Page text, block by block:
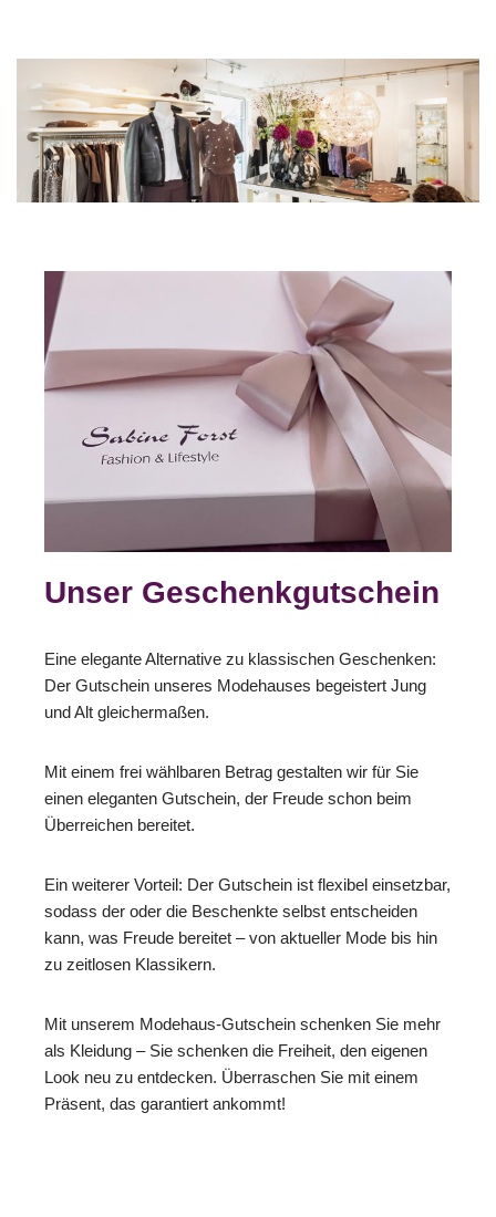
Unser Geschenkgutschein
Eine elegante Alternative zu klassischen Geschenken:
Der Gutschein unseres Modehauses begeistert Jung
und Alt gleichermaßen.
Mit einem frei wählbaren Betrag gestalten wir für Sie
einen eleganten Gutschein, der Freude schon beim
Überreichen bereitet.
Ein weiterer Vorteil: Der Gutschein ist flexibel einsetzbar,
sodass der oder die Beschenkte selbst entscheiden
kann, was Freude bereitet – von aktueller Mode bis hin
zu zeitlosen Klassikern.
Mit unserem Modehaus-Gutschein schenken Sie mehr
als Kleidung – Sie schenken die Freiheit, den eigenen
Look neu zu entdecken. Überraschen Sie mit einem
Präsent, das garantiert ankommt!